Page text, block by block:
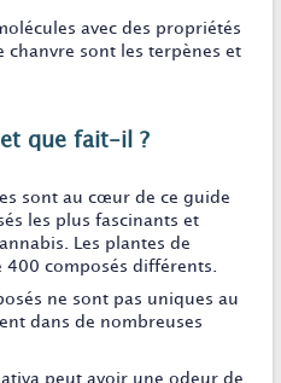
avec des propriétés
chanvre sont les terpènes et
et que fait-il ?
sont au cœur de ce guide
les plus fascinants et
Les plantes de
composés différents.
ne sont pas uniques au
dans de nombreuses
peut avoir une odeur de